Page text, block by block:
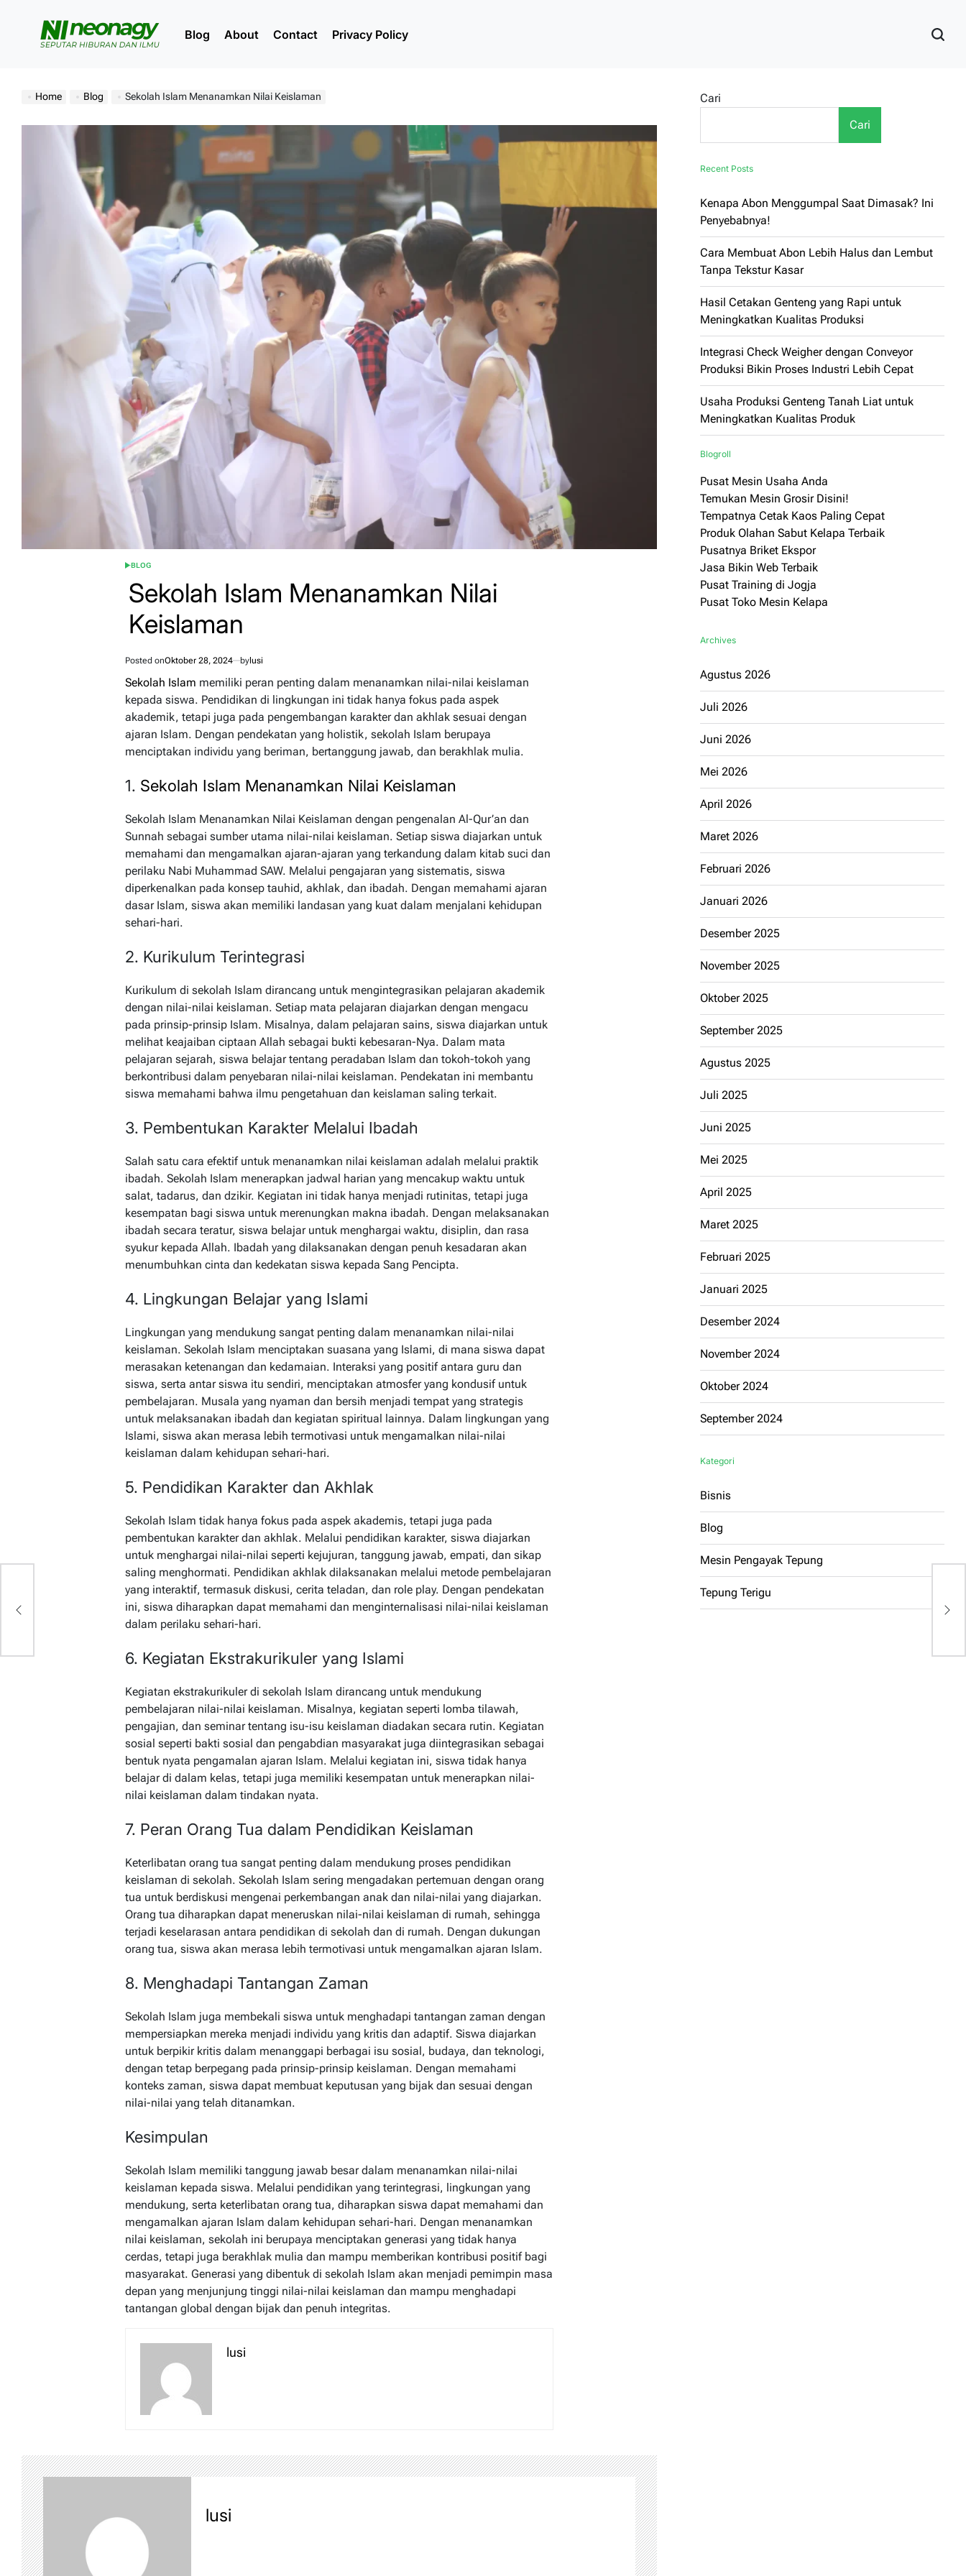
Blog About Contact Privacy Policy
Home Blog Sekolah Islam Menanamkan Nilai Keislaman
POSTED
BLOG
Sekolah Islam Menanamkan Nilai
Keislaman
Posted onOktober 28, 2024 bylusi
Sekolah Islam memiliki peran penting dalam menanamkan nilai-nilai keislaman
kepada siswa. Pendidikan di lingkungan ini tidak hanya fokus pada aspek
akademik, tetapi juga pada pengembangan karakter dan akhlak sesuai dengan
ajaran Islam. Dengan pendekatan yang holistik, sekolah Islam berupaya
menciptakan individu yang beriman, bertanggung jawab, dan berakhlak mulia.
1. Sekolah Islam Menanamkan Nilai Keislaman
Sekolah Islam Menanamkan Nilai Keislaman dengan pengenalan Al-Qur’an dan
Sunnah sebagai sumber utama nilai-nilai keislaman. Setiap siswa diajarkan untuk
memahami dan mengamalkan ajaran-ajaran yang terkandung dalam kitab suci dan
perilaku Nabi Muhammad SAW. Melalui pengajaran yang sistematis, siswa
diperkenalkan pada konsep tauhid, akhlak, dan ibadah. Dengan memahami ajaran
dasar Islam, siswa akan memiliki landasan yang kuat dalam menjalani kehidupan
sehari-hari.
2. Kurikulum Terintegrasi
Kurikulum di sekolah Islam dirancang untuk mengintegrasikan pelajaran akademik
dengan nilai-nilai keislaman. Setiap mata pelajaran diajarkan dengan mengacu
pada prinsip-prinsip Islam. Misalnya, dalam pelajaran sains, siswa diajarkan untuk
melihat keajaiban ciptaan Allah sebagai bukti kebesaran-Nya. Dalam mata
pelajaran sejarah, siswa belajar tentang peradaban Islam dan tokoh-tokoh yang
berkontribusi dalam penyebaran nilai-nilai keislaman. Pendekatan ini membantu
siswa memahami bahwa ilmu pengetahuan dan keislaman saling terkait.
3. Pembentukan Karakter Melalui Ibadah
Salah satu cara efektif untuk menanamkan nilai keislaman adalah melalui praktik
ibadah. Sekolah Islam menerapkan jadwal harian yang mencakup waktu untuk
salat, tadarus, dan dzikir. Kegiatan ini tidak hanya menjadi rutinitas, tetapi juga
kesempatan bagi siswa untuk merenungkan makna ibadah. Dengan melaksanakan
ibadah secara teratur, siswa belajar untuk menghargai waktu, disiplin, dan rasa
syukur kepada Allah. Ibadah yang dilaksanakan dengan penuh kesadaran akan
menumbuhkan cinta dan kedekatan siswa kepada Sang Pencipta.
4. Lingkungan Belajar yang Islami
Lingkungan yang mendukung sangat penting dalam menanamkan nilai-nilai
keislaman. Sekolah Islam menciptakan suasana yang Islami, di mana siswa dapat
merasakan ketenangan dan kedamaian. Interaksi yang positif antara guru dan
siswa, serta antar siswa itu sendiri, menciptakan atmosfer yang kondusif untuk
pembelajaran. Musala yang nyaman dan bersih menjadi tempat yang strategis
untuk melaksanakan ibadah dan kegiatan spiritual lainnya. Dalam lingkungan yang
Islami, siswa akan merasa lebih termotivasi untuk mengamalkan nilai-nilai
keislaman dalam kehidupan sehari-hari.
5. Pendidikan Karakter dan Akhlak
Sekolah Islam tidak hanya fokus pada aspek akademis, tetapi juga pada
pembentukan karakter dan akhlak. Melalui pendidikan karakter, siswa diajarkan
untuk menghargai nilai-nilai seperti kejujuran, tanggung jawab, empati, dan sikap
saling menghormati. Pendidikan akhlak dilaksanakan melalui metode pembelajaran
yang interaktif, termasuk diskusi, cerita teladan, dan role play. Dengan pendekatan
ini, siswa diharapkan dapat memahami dan menginternalisasi nilai-nilai keislaman
dalam perilaku sehari-hari.
6. Kegiatan Ekstrakurikuler yang Islami
Kegiatan ekstrakurikuler di sekolah Islam dirancang untuk mendukung
pembelajaran nilai-nilai keislaman. Misalnya, kegiatan seperti lomba tilawah,
pengajian, dan seminar tentang isu-isu keislaman diadakan secara rutin. Kegiatan
sosial seperti bakti sosial dan pengabdian masyarakat juga diintegrasikan sebagai
bentuk nyata pengamalan ajaran Islam. Melalui kegiatan ini, siswa tidak hanya
belajar di dalam kelas, tetapi juga memiliki kesempatan untuk menerapkan nilai-
nilai keislaman dalam tindakan nyata.
7. Peran Orang Tua dalam Pendidikan Keislaman
Keterlibatan orang tua sangat penting dalam mendukung proses pendidikan
keislaman di sekolah. Sekolah Islam sering mengadakan pertemuan dengan orang
tua untuk berdiskusi mengenai perkembangan anak dan nilai-nilai yang diajarkan.
Orang tua diharapkan dapat meneruskan nilai-nilai keislaman di rumah, sehingga
terjadi keselarasan antara pendidikan di sekolah dan di rumah. Dengan dukungan
orang tua, siswa akan merasa lebih termotivasi untuk mengamalkan ajaran Islam.
8. Menghadapi Tantangan Zaman
Sekolah Islam juga membekali siswa untuk menghadapi tantangan zaman dengan
mempersiapkan mereka menjadi individu yang kritis dan adaptif. Siswa diajarkan
untuk berpikir kritis dalam menanggapi berbagai isu sosial, budaya, dan teknologi,
dengan tetap berpegang pada prinsip-prinsip keislaman. Dengan memahami
konteks zaman, siswa dapat membuat keputusan yang bijak dan sesuai dengan
nilai-nilai yang telah ditanamkan.
Kesimpulan
Sekolah Islam memiliki tanggung jawab besar dalam menanamkan nilai-nilai
keislaman kepada siswa. Melalui pendidikan yang terintegrasi, lingkungan yang
mendukung, serta keterlibatan orang tua, diharapkan siswa dapat memahami dan
mengamalkan ajaran Islam dalam kehidupan sehari-hari. Dengan menanamkan
nilai keislaman, sekolah ini berupaya menciptakan generasi yang tidak hanya
cerdas, tetapi juga berakhlak mulia dan mampu memberikan kontribusi positif bagi
masyarakat. Generasi yang dibentuk di sekolah Islam akan menjadi pemimpin masa
depan yang menjunjung tinggi nilai-nilai keislaman dan mampu menghadapi
tantangan global dengan bijak dan penuh integritas.
lusi
lusi
Cari
Cari
Recent Posts
Kenapa Abon Menggumpal Saat Dimasak? Ini
Penyebabnya!
Cara Membuat Abon Lebih Halus dan Lembut
Tanpa Tekstur Kasar
Hasil Cetakan Genteng yang Rapi untuk
Meningkatkan Kualitas Produksi
Integrasi Check Weigher dengan Conveyor
Produksi Bikin Proses Industri Lebih Cepat
Usaha Produksi Genteng Tanah Liat untuk
Meningkatkan Kualitas Produk
Blogroll
Pusat Mesin Usaha Anda
Temukan Mesin Grosir Disini!
Tempatnya Cetak Kaos Paling Cepat
Produk Olahan Sabut Kelapa Terbaik
Pusatnya Briket Ekspor
Jasa Bikin Web Terbaik
Pusat Training di Jogja
Pusat Toko Mesin Kelapa
Archives
Agustus 2026
Juli 2026
Juni 2026
Mei 2026
April 2026
Maret 2026
Februari 2026
Januari 2026
Desember 2025
November 2025
Oktober 2025
September 2025
Agustus 2025
Juli 2025
Juni 2025
Mei 2025
April 2025
Maret 2025
Februari 2025
Januari 2025
Desember 2024
November 2024
Oktober 2024
September 2024
Kategori
Bisnis
Blog
Mesin Pengayak Tepung
Tepung Terigu